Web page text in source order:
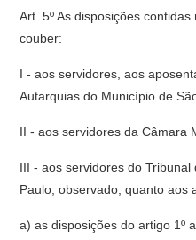
Art. 5º As disposições
couber:
I - aos servidores, aos
Autarquias do Município de
II - aos servidores da Câmara
III - aos servidores do
Paulo, observado, quanto aos
a) as disposições do artigo 1º